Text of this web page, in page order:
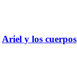
Ariel y los cuerpos